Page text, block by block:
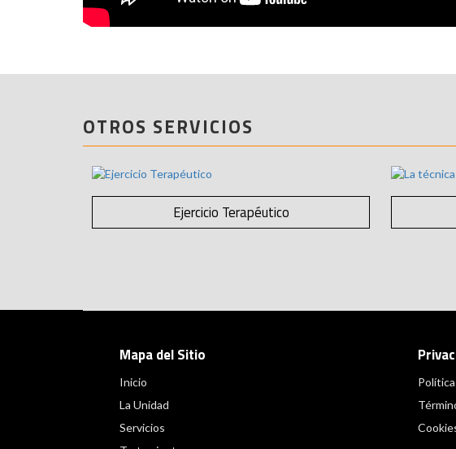
OTROS SERVICIOS
Ejercicio Terapéutico
Mapa del Sitio
Inicio
La Unidad
Servicios